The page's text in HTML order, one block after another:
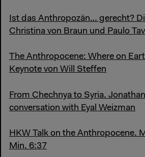
Ist das Anthropozän… gerecht?
Christina von Braun und Paulo
The Anthropocene: Where on
Keynote von Will Steffen
From Chechnya to Syria.
conversation with Eyal Weizman
HKW Talk on the Anthropocene.
Min. 6:37